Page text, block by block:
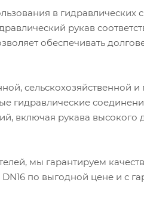
в гидравлических
рукав
обеспечивать
сельскохозяйственной
гидравлические
включая рукава высокого
мы гарантируем
по выгодной цене и с